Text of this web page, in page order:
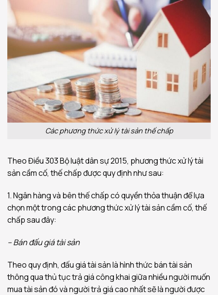
Các phương thức xử lý tài sản thế chấp
Theo Điều 303 Bộ luật dân sự 2015, phương thức xử lý tài
sản cầm cố, thế chấp được quy định như sau:
1. Ngân hàng và bên thế chấp có quyền thỏa thuận để lựa
chọn một trong các phương thức xử lý tài sản cầm cố, thế
chấp sau đây:
– Bán đấu giá tài sản
Theo quy định, đấu giá tài sản là hình thức bán tài sản
thông qua thủ tục trả giá công khai giữa nhiều người muốn
mua tài sản đó và người trả giá cao nhất sẽ là người được